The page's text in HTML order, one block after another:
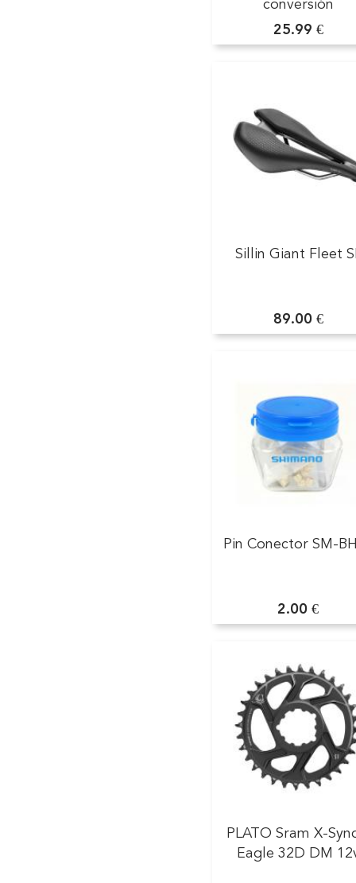
conversión
25.99 €
Sillin Giant Fleet
89.00 €
Pin Conector SM-
2.00 €
PLATO Sram X-
Eagle 32D DM